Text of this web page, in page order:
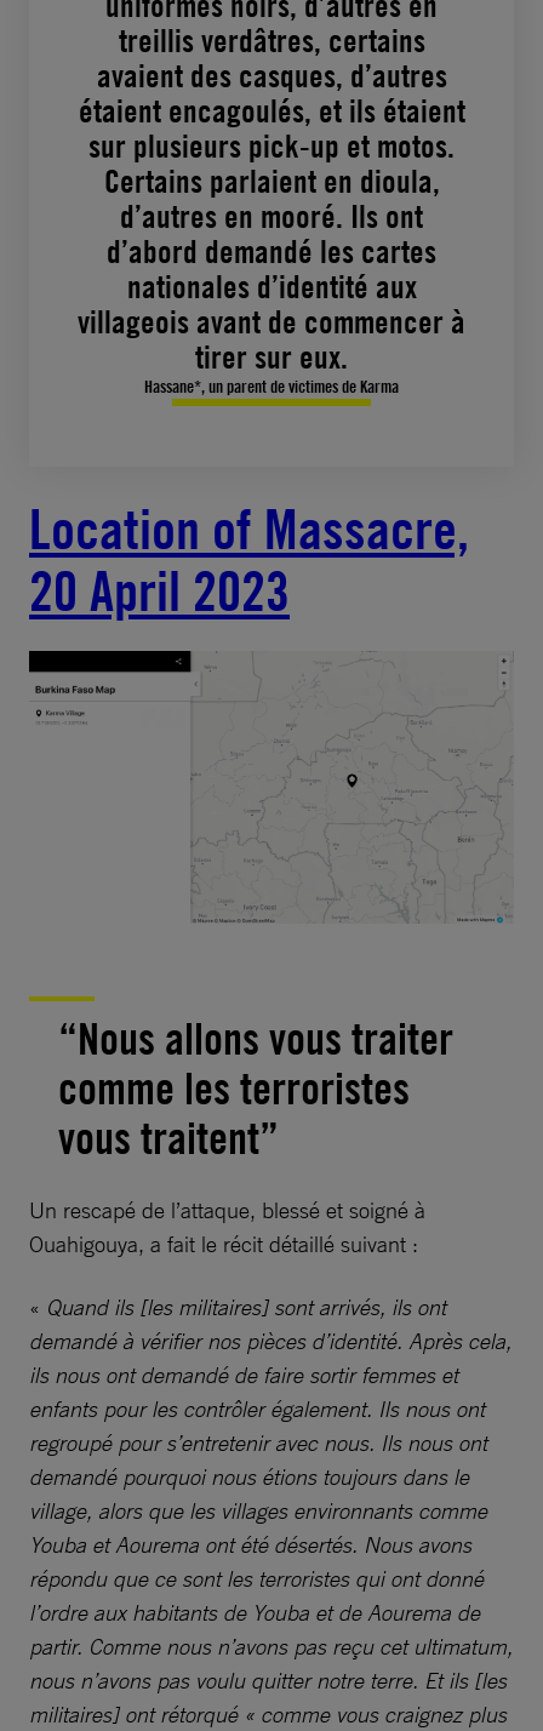
treillis verdâtres, certains
avaient des casques, d’autres
étaient encagoulés, et ils étaient
sur plusieurs pick-up et motos.
Certains parlaient en dioula,
d’autres en mooré. Ils ont
d’abord demandé les cartes
nationales d’identité aux
villageois avant de commencer à
tirer sur eux.
Hassane*, un parent de victimes de Karma
Location of Massacre,
20 April 2023
“Nous allons vous traiter
comme les terroristes
vous traitent”
Un rescapé de l’attaque, blessé et soigné à
Ouahigouya, a fait le récit détaillé suivant :
« Quand ils [les militaires] sont arrivés, ils ont
demandé à vérifier nos pièces d’identité. Après cela,
ils nous ont demandé de faire sortir femmes et
enfants pour les contrôler également. Ils nous ont
regroupé pour s’entretenir avec nous. Ils nous ont
demandé pourquoi nous étions toujours dans le
village, alors que les villages environnants comme
Youba et Aourema ont été désertés. Nous avons
répondu que ce sont les terroristes qui ont donné
l’ordre aux habitants de Youba et de Aourema de
partir. Comme nous n’avons pas reçu cet ultimatum,
nous n’avons pas voulu quitter notre terre. Et ils [les
militaires] ont rétorqué « comme vous craignez plus